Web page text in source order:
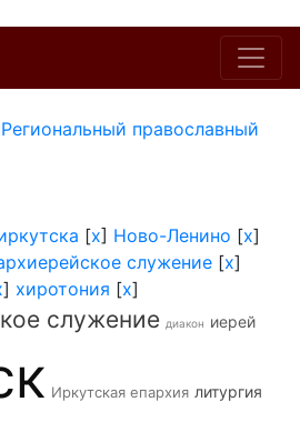
православный
[x] Ново-Ленино [x]
служение [x]
] хиротония [x]
служение диакон иерей
Иркутская епархия литургия